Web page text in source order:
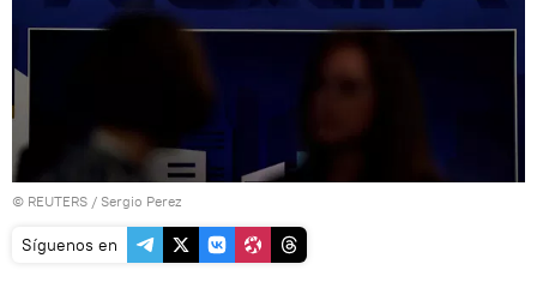
© REUTERS / Sergio Perez
Síguenos en